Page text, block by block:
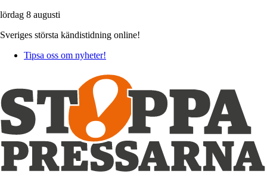
lördag 8 augusti
Sveriges största kändistidning online!
Tipsa oss om nyheter!